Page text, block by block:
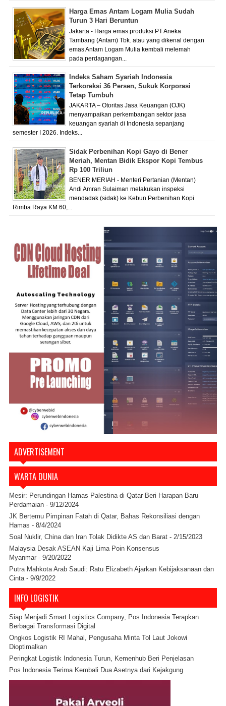
Harga Emas Antam Logam Mulia Sudah
Turun 3 Hari Beruntun
Jakarta - Harga emas produksi PT Aneka
Tambang (Antam) Tbk. atau yang dikenal dengan
emas Antam Logam Mulia kembali melemah
pada perdagangan...
Indeks Saham Syariah Indonesia
Terkoreksi 36 Persen, Sukuk Korporasi
Tetap Tumbuh
JAKARTA – Otoritas Jasa Keuangan (OJK)
menyampaikan perkembangan sektor jasa
keuangan syariah di Indonesia sepanjang
semester I 2026. Indeks...
Sidak Perbenihan Kopi Gayo di Bener
Meriah, Mentan Bidik Ekspor Kopi Tembus
Rp 100 Triliun
BENER MERIAH - Menteri Pertanian (Mentan)
Andi Amran Sulaiman melakukan inspeksi
mendadak (sidak) ke Kebun Perbenihan Kopi
Rimba Raya KM 60,...
ADVERTISEMENT
WARTA DUNIA
Mesir: Perundingan Hamas Palestina di Qatar Beri Harapan Baru
Perdamaian - 9/12/2024
JK Bertemu Pimpinan Fatah di Qatar, Bahas Rekonsiliasi dengan
Hamas - 8/4/2024
Soal Nuklir, China dan Iran Tolak Didikte AS dan Barat - 2/15/2023
Malaysia Desak ASEAN Kaji Lima Poin Konsensus
Myanmar - 9/20/2022
Putra Mahkota Arab Saudi: Ratu Elizabeth Ajarkan Kebijaksanaan dan
Cinta- 9/9/2022
INFO LOGISTIK
Siap Menjadi Smart Logistics Company, Pos Indonesia Terapkan
Berbagai Transformasi Digital
Ongkos Logistik RI Mahal, Pengusaha Minta Tol Laut Jokowi
Dioptimalkan
Peringkat Logistik Indonesia Turun, Kemenhub Beri Penjelasan
Pos Indonesia Terima Kembali Dua Asetnya dari Kejakgung